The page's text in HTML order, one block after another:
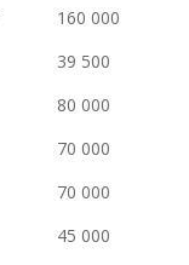
160 000
39 500
80 000
70 000
70 000
45 000